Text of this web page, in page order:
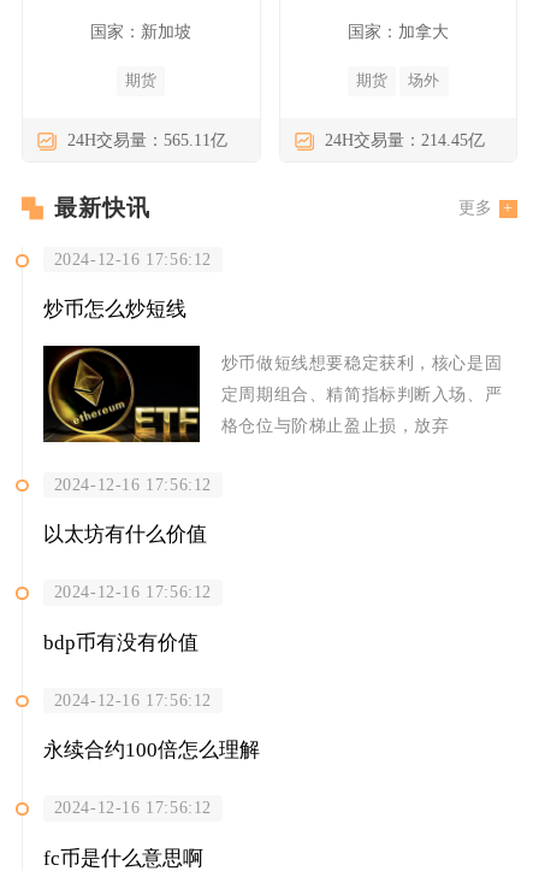
国家：新加坡
期货
24H交易量：565.11亿
国家：加拿大
期货 场外
24H交易量：214.45亿
最新快讯 更多
2024-12-16 17:56:12
炒币怎么炒短线
炒币做短线想要稳定获利，核心是固
定周期组合、精简指标判断入场、严
格仓位与阶梯止盈止损，放弃
2024-12-16 17:56:12
以太坊有什么价值
2024-12-16 17:56:12
bdp币有没有价值
2024-12-16 17:56:12
永续合约100倍怎么理解
2024-12-16 17:56:12
fc币是什么意思啊